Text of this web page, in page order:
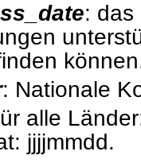
: das
: Nationale
alle
jjjjmmdd.